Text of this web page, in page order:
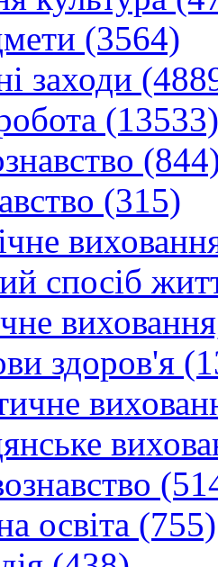
(3564)
заходи
(13533)
(315)
спосіб
здоров'я
освіта (755)